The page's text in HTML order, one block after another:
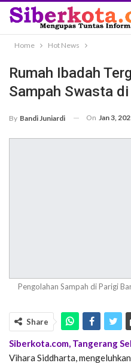
Home Hot News
Rumah Ibadah
Sampah Swasta
By Bandi Juniardi On Jan 3,
Pengolahan Sampah di Parigi
Share
Siberkota.com, Tangerang
Vihara Siddharta,